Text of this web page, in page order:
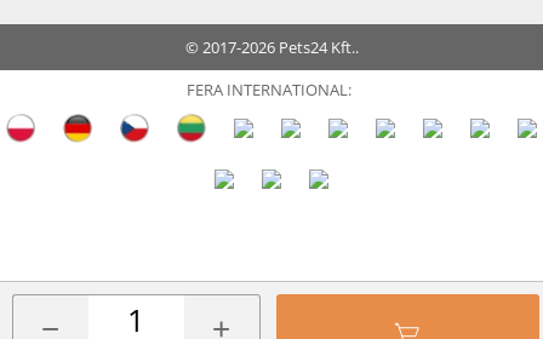
− +
© 2017-2026 Pets24 Kft..
FERA INTERNATIONAL: